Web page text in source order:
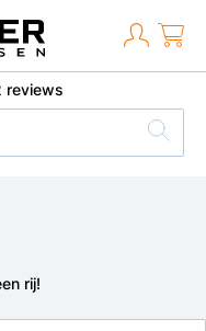
reviews
rij!